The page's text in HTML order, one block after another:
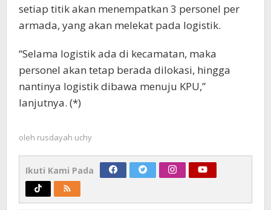
setiap titik akan menempatkan 3 personel per
armada, yang akan melekat pada logistik.
“Selama logistik ada di kecamatan, maka
personel akan tetap berada dilokasi, hingga
nantinya logistik dibawa menuju KPU,”
lanjutnya. (*)
oleh rusdayah uchy
Ikuti Kami Pada